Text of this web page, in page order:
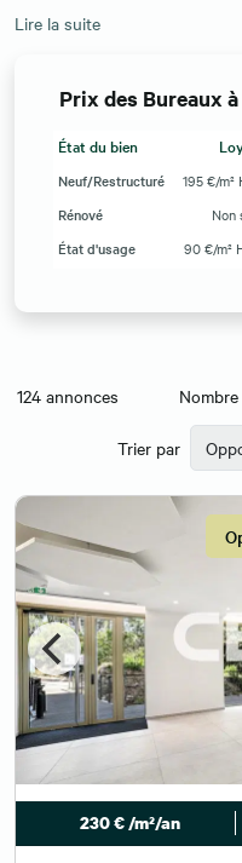
Lire la suite
Prix des Bureaux
État du bien
Neuf/Restructuré 195 €/m²
Rénové
Non
État d'usage
90 €/m²
124 annonces
Trier par
230 € /m²/an